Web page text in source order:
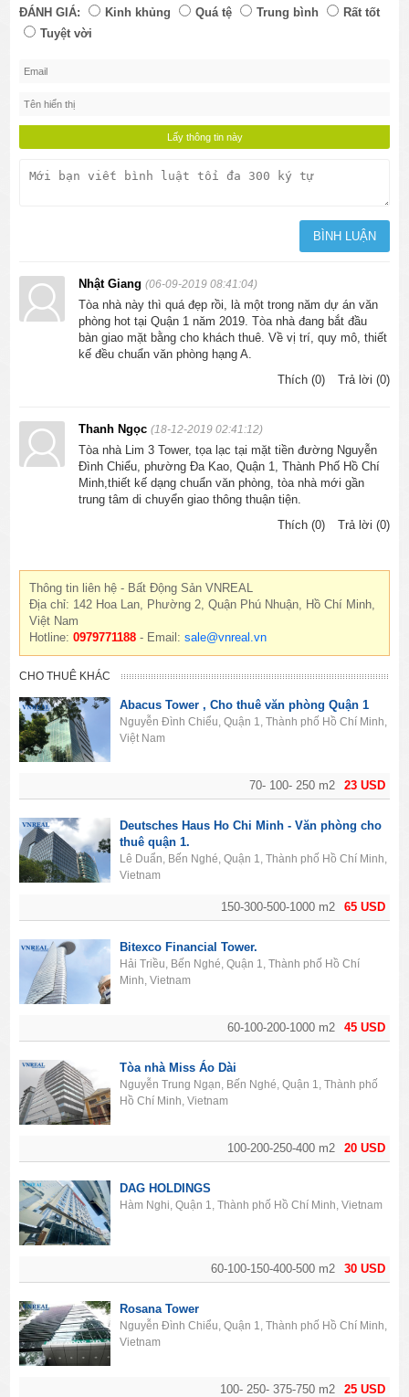
ĐÁNH GIÁ: Kinh khủng Quá tệ Trung bình
Rất tốt
Tuyệt vời
Nhật Giang(06-09-2019 08:41:04)
Tòa nhà này thì quá đẹp rồi, là một trong năm dự án văn
phòng hot tại Quận 1 năm 2019. Tòa nhà đang bắt đầu
bàn giao mặt bằng cho khách thuê. Về vị trí, quy mô, thiết
kế đều chuẩn văn phòng hạng A.
Thích (0)
Trả lời (0)
Thanh Ngọc(18-12-2019 02:41:12)
Tòa nhà Lim 3 Tower, tọa lạc tại mặt tiền đường Nguyễn
Đình Chiểu, phường Đa Kao, Quận 1, Thành Phố Hồ Chí
Minh,thiết kế dạng chuẩn văn phòng, tòa nhà mới gần
trung tâm di chuyển giao thông thuận tiện.
Thích (0)
Trả lời (0)
Thông tin liên hệ - Bất Động Sản VNREAL
Địa chỉ: 142 Hoa Lan, Phường 2, Quận Phú Nhuận, Hồ Chí Minh,
Việt Nam
Hotline:0979771188 - Email:sale@vnreal.vn
CHO THUÊ KHÁC
23 USD
70- 100- 250 m2
Abacus Tower , Cho thuê văn phòng Quận 1
Nguyễn Đình Chiểu, Quận 1, Thành phố Hồ Chí Minh,
Việt Nam
65 USD
150-300-500-1000 m2
Deutsches Haus Ho Chi Minh - Văn phòng cho
thuê quận 1.
Lê Duẩn, Bến Nghé, Quận 1, Thành phố Hồ Chí Minh,
Vietnam
45 USD
60-100-200-1000 m2
Bitexco Financial Tower.
Hải Triều, Bến Nghé, Quận 1, Thành phố Hồ Chí
Minh, Vietnam
20 USD
100-200-250-400 m2
Tòa nhà Miss Áo Dài
Nguyễn Trung Ngạn, Bến Nghé, Quận 1, Thành phố
Hồ Chí Minh, Vietnam
30 USD
60-100-150-400-500 m2
DAG HOLDINGS
Hàm Nghi, Quận 1, Thành phố Hồ Chí Minh, Vietnam
25 USD
100- 250- 375-750 m2
Rosana Tower
Nguyễn Đình Chiểu, Quận 1, Thành phố Hồ Chí Minh,
Vietnam